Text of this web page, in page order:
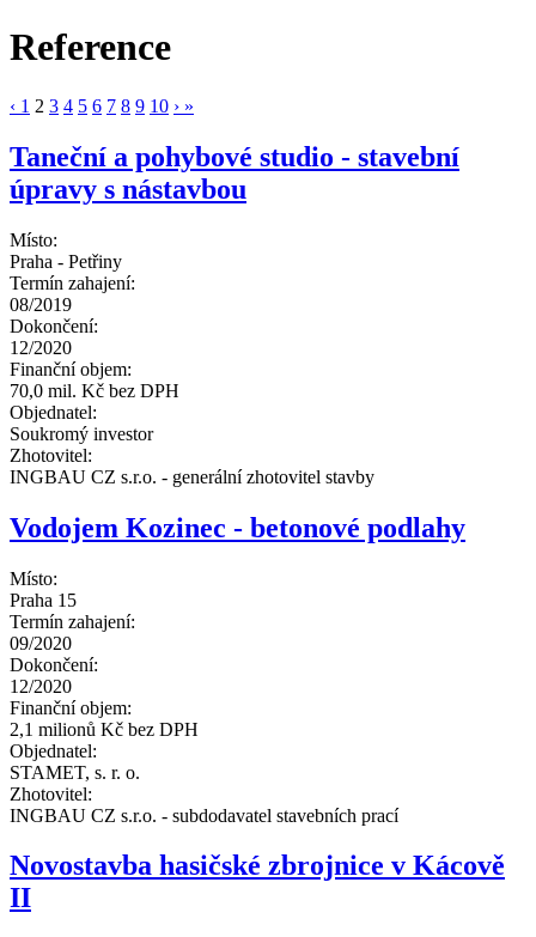
Reference
‹ 1 2 3 4 5 6 7 8 9 10 › »
Taneční a pohybové studio - stavební
úpravy s nástavbou
Místo:
Praha - Petřiny
Termín zahajení:
08/2019
Dokončení:
12/2020
Finanční objem:
70,0 mil. Kč bez DPH
Objednatel:
Soukromý investor
Zhotovitel:
INGBAU CZ s.r.o. - generální zhotovitel stavby
Vodojem Kozinec - betonové podlahy
Místo:
Praha 15
Termín zahajení:
09/2020
Dokončení:
12/2020
Finanční objem:
2,1 milionů Kč bez DPH
Objednatel:
STAMET, s. r. o.
Zhotovitel:
INGBAU CZ s.r.o. - subdodavatel stavebních prací
Novostavba hasičské zbrojnice v Kácově
II